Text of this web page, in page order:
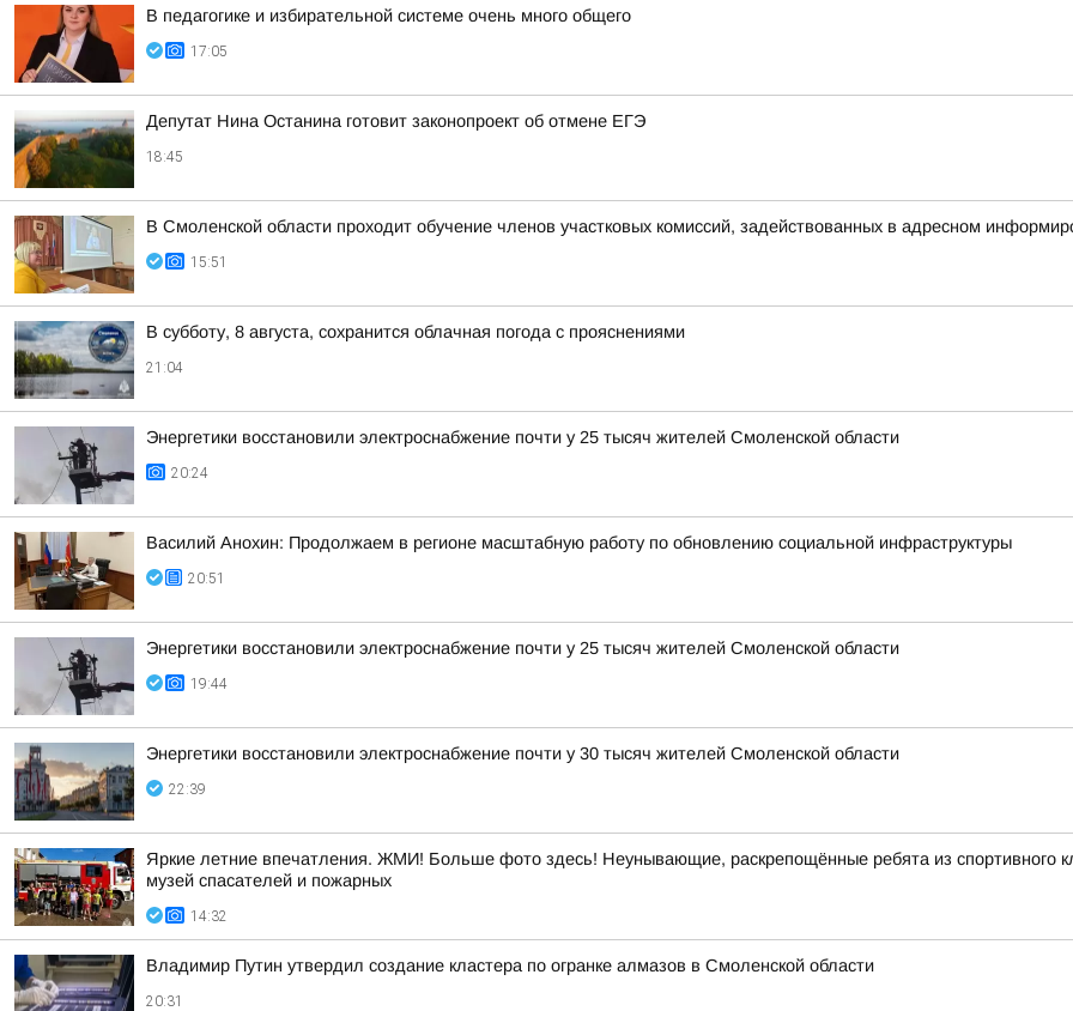
В педагогике и избирательной системе очень много общего
17:05
Депутат Нина Останина готовит законопроект об отмене ЕГЭ
18:45
В Смоленской области проходит обучение членов участковых комиссий, задействованных в адресном
15:51
В субботу, 8 августа, сохранится облачная погода с прояснениями
21:04
Энергетики восстановили электроснабжение почти у 25 тысяч жителей Смоленской области
20:24
Василий Анохин: Продолжаем в регионе масштабную работу по обновлению социальной инфраструктуры
20:51
Энергетики восстановили электроснабжение почти у 25 тысяч жителей Смоленской области
19:44
Энергетики восстановили электроснабжение почти у 30 тысяч жителей Смоленской области
22:39
Яркие летние впечатления. ЖМИ! Больше фото здесь! Неунывающие, раскрепощённые ребята из спортивного
музей спасателей и пожарных
14:32
Владимир Путин утвердил создание кластера по огранке алмазов в Смоленской области
20:31